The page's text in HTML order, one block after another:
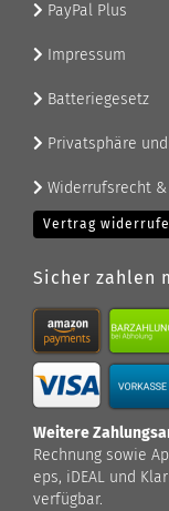
PayPal Plus
Impressum
Batteriegesetz
Privatsphäre
Widerrufsrecht
Vertrag
Sicher zahlen
Weitere
Rechnung sowie
eps, iDEAL und
verfügbar.